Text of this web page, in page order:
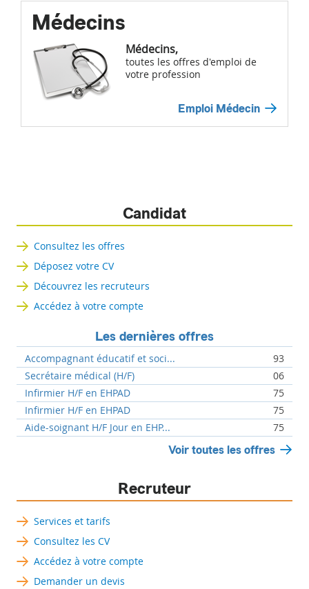
Médecins
Médecins,
toutes les offres d'emploi de
votre profession
Emploi Médecin
Candidat
Consultez les offres
Déposez votre CV
Découvrez les recruteurs
Accédez à votre compte
Les dernières offres
Accompagnant éducatif et soci...
93
Secrétaire médical (H/F)
06
Infirmier H/F en EHPAD
75
Infirmier H/F en EHPAD
75
Aide-soignant H/F Jour en EHP...
75
Voir toutes les offres
Recruteur
Services et tarifs
Consultez les CV
Accédez à votre compte
Demander un devis